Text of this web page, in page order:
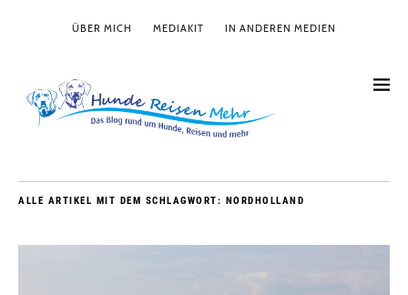
ÜBER MICH MEDIAKIT IN ANDEREN MEDIEN
ALLE ARTIKEL MIT DEM SCHLAGWORT: NORDHOLLAND